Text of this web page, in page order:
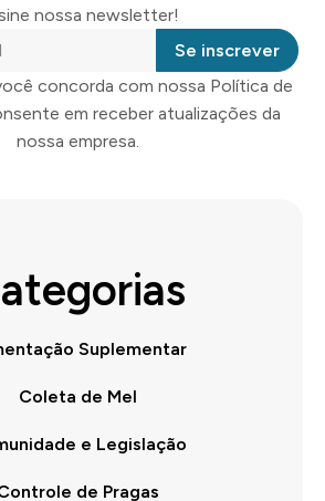
nossa newsletter!
Se inscrever
concorda com nossa Política de
em receber atualizações da
nossa empresa.
Suplementar
Coleta de Mel
e Legislação
de Pragas